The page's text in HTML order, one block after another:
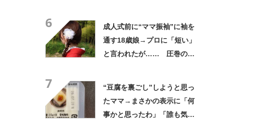
6
成人式前に“ママ振袖”に袖を
通す18歳娘→プロに「短い」
と言われたが…… 圧巻の着
7
“豆腐を裏ごし”しようと思っ
たママ→まさかの表示に「何
事かと思ったわ」「誰も気付